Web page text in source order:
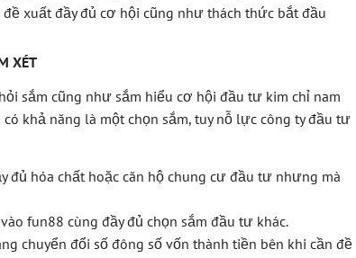
xuất đầy đủ cơ hội cũng như thách thức bắt đầu
XÉT
sắm cũng như sắm hiểu cơ hội đầu tư kim chỉ nam
khả năng là một chọn sắm, tuy nỗ lực công ty đầu tư
đủ hóa chất hoặc căn hộ chung cư đầu tư nhưng mà
fun88 cùng đầy đủ chọn sắm đầu tư khác.
chuyển đổi số đông số vốn thành tiền bên khi cần đề